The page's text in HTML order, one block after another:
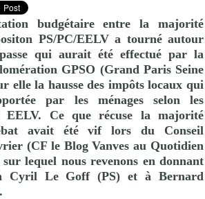
budgétaire entre la majorité
PS/PC/EELVa tourné autour
qui aurait été effectué par la
GPSO (Grand Paris Seine
elle la hausse des impôts locaux qui
par les ménages selon les
EELV. Ce que récuse la majorité
avait été vif lors du Conseil
(CF le Blog Vanves au Quotidien
lequel nous revenons en donnant
Cyril Le Goff (PS) et à Bernard